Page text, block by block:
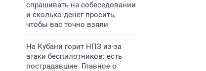
спрашивать на собеседовании
и сколько денег просить,
чтобы вас точно взяли
На Кубани горит НПЗ из-за
атаки беспилотников: есть
пострадавшие. Главное о